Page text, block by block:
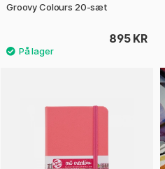
Groovy Colours 20-sæt
895 KR